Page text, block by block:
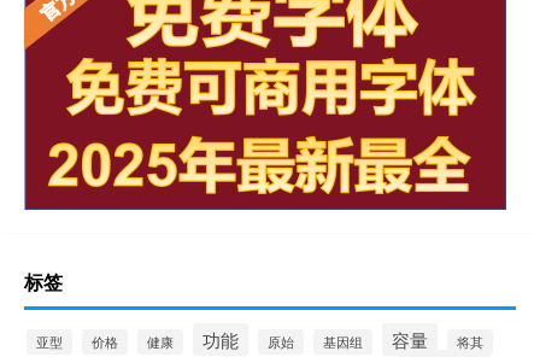
标签
亚型 价格 健康 功能 原始 基因组 容量 将其